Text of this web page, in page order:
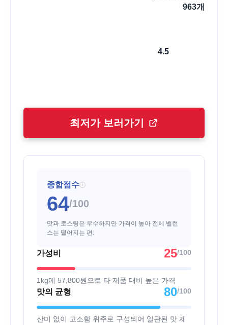
963개
4.5
최저가 보러가기
종합점수 i
64/100
맛과 로스팅은 우수하지만 가격이 높아 전체 밸런
스는 떨어지는 편.
가성비 25/100
1kg에 57,800원으로 타 제품 대비 높은 가격
맛의 균형 80/100
산미 없이 고소함 위주로 구성되어 일관된 맛 제